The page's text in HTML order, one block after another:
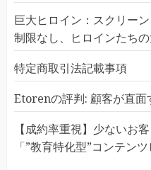
巨大ヒロイン：スクリー
制限なし、ヒロインたちの
特定商取引法記載事項
Etorenの評判: 顧客が直面
【成約率重視】少ないお
「”教育特化型”コンテンツ